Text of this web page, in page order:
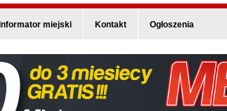
Informator miejski Kontakt Ogłoszenia